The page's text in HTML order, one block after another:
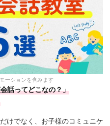
ーションを含みます
話ってどこなの？」
けでなく、お子様のコミュニケ